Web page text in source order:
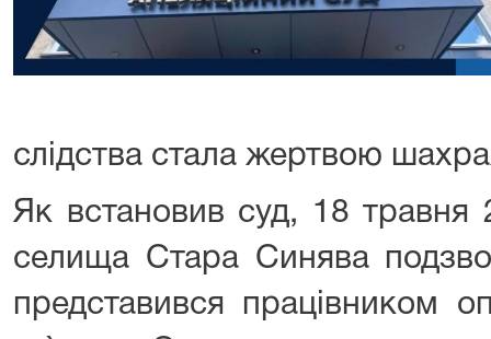
слідства стала жертвою
Як встановив суд, 18 травня
селища Стара Синява
представився працівником